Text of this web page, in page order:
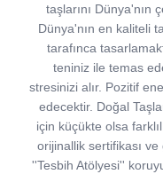
taşlarını Dünya'nın
Dünya'nın en kaliteli
tarafınca
teniniz ile temas
stresinizi alır. Pozitif
edecektir. Doğal
için küçükte olsa
orijinallik sertifikası
''Tesbih Atölyesi''